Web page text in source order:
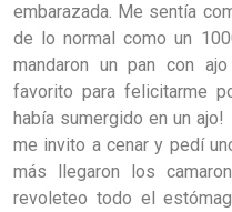
embarazada. Me sentía
de lo normal como un
mandaron un pan con
favorito para felicitarme
había sumergido en un
me invito a cenar y pedí
más llegaron los
revoleteo todo el